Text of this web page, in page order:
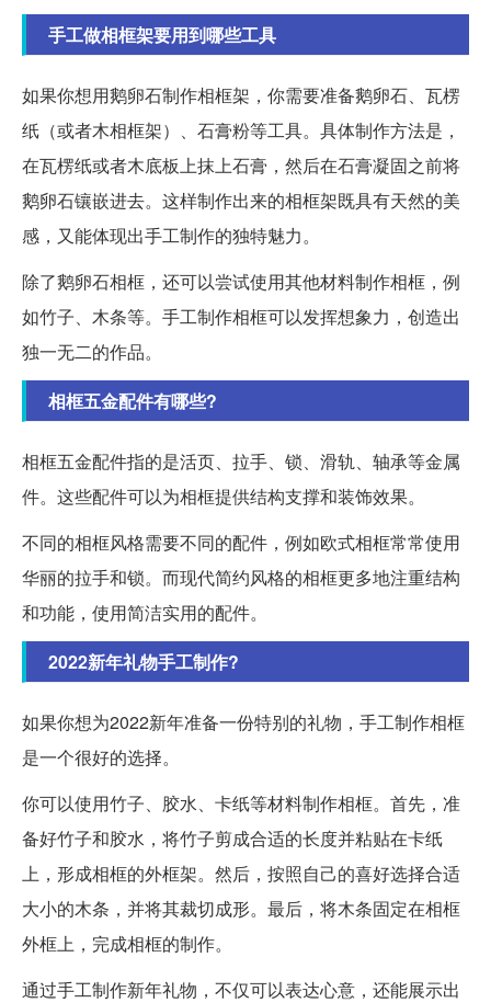
手工做相框架要用到哪些工具
如果你想用鹅卵石制作相框架，你需要准备鹅卵石、瓦楞
纸（或者木相框架）、石膏粉等工具。具体制作方法是，
在瓦楞纸或者木底板上抹上石膏，然后在石膏凝固之前将
鹅卵石镶嵌进去。这样制作出来的相框架既具有天然的美
感，又能体现出手工制作的独特魅力。
除了鹅卵石相框，还可以尝试使用其他材料制作相框，例
如竹子、木条等。手工制作相框可以发挥想象力，创造出
独一无二的作品。
相框五金配件有哪些?
相框五金配件指的是活页、拉手、锁、滑轨、轴承等金属
件。这些配件可以为相框提供结构支撑和装饰效果。
不同的相框风格需要不同的配件，例如欧式相框常常使用
华丽的拉手和锁。而现代简约风格的相框更多地注重结构
和功能，使用简洁实用的配件。
2022新年礼物手工制作?
如果你想为2022新年准备一份特别的礼物，手工制作相框
是一个很好的选择。
你可以使用竹子、胶水、卡纸等材料制作相框。首先，准
备好竹子和胶水，将竹子剪成合适的长度并粘贴在卡纸
上，形成相框的外框架。然后，按照自己的喜好选择合适
大小的木条，并将其裁切成形。最后，将木条固定在相框
外框上，完成相框的制作。
通过手工制作新年礼物，不仅可以表达心意，还能展示出